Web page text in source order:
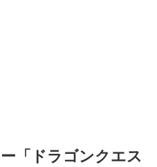
「ドラゴンクエス